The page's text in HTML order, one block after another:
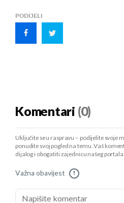
PODIJELI
Komentari (0)
Uključite se u raspravu – podijelite svoje
ponudite svoj pogled na temu. Vaš
dijalog i obogatiti zajednicu našeg portala.
Važna obavijest !